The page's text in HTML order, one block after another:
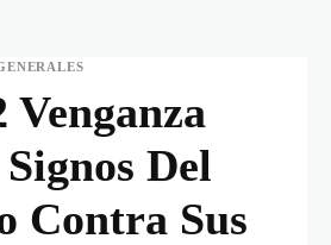
Venganza
Del
Contra Sus